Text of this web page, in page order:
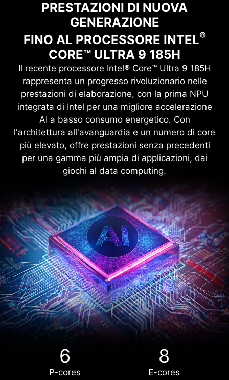
PRESTAZIONI DI NUOVA
GENERAZIONE
FINO AL PROCESSORE INTEL®
CORE™ ULTRA 9 185H
Il recente processore Intel® Core™ Ultra 9 185H
rappresenta un progresso rivoluzionario nelle
prestazioni di elaborazione, con la prima NPU
integrata di Intel per una migliore accelerazione
AI a basso consumo energetico. Con
l'architettura all'avanguardia e un numero di core
più elevato, offre prestazioni senza precedenti
per una gamma più ampia di applicazioni, dai
giochi al data computing.
6
P-cores
8
E-cores